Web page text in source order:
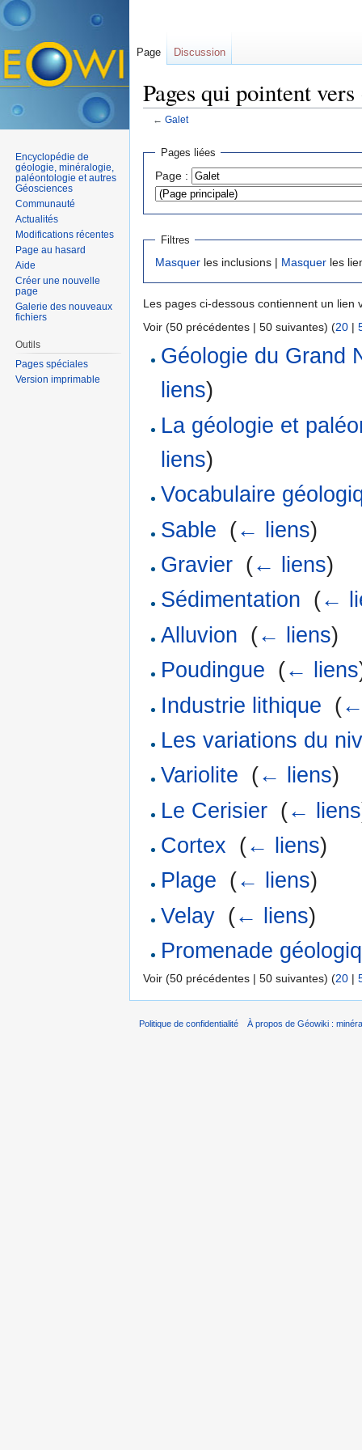
Pages qui pointent
← Galet
Pages liées
Page :
Filtres
Masquer les inclusions | Masquer les
Les pages ci-dessous contiennent un lien
Voir (50 précédentes | 50 suivantes) (20 |
Géologie du Grand
liens)
La géologie et
liens)
Vocabulaire
Sable (← liens)
Gravier (← liens)
Sédimentation (←
Alluvion (← liens)
Poudingue (← liens
Industrie lithique (
Les variations du
Variolite (← liens)
Le Cerisier (← liens
Cortex (← liens)
Plage (← liens)
Velay (← liens)
Promenade
Voir (50 précédentes | 50 suivantes) (20 |
Page Discussion
Encyclopédie de
géologie, minéralogie,
paléontologie et autres
Géosciences
Communauté
Actualités
Modifications récentes
Page au hasard
Aide
Créer une nouvelle
page
Galerie des nouveaux
fichiers
Outils
Pages spéciales
Version imprimable
Politique de confidentialité À propos de Géowiki :